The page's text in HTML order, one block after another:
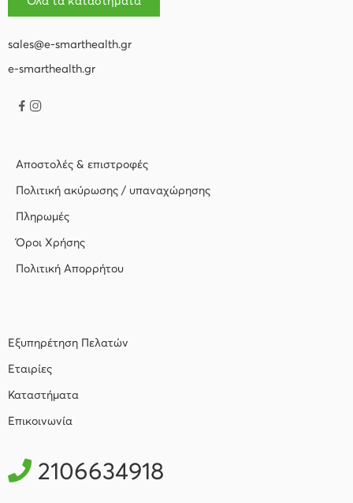
sales@e-smarthealth.gr
e-smarthealth.gr
Αποστολές & επιστροφές
Πολιτική ακύρωσης / υπαναχώρησης
Πληρωμές
Όροι Χρήσης
Πολιτική Απορρήτου
Εξυπηρέτηση Πελατών
Εταιρίες
Καταστήματα
Επικοινωνία
2106634918